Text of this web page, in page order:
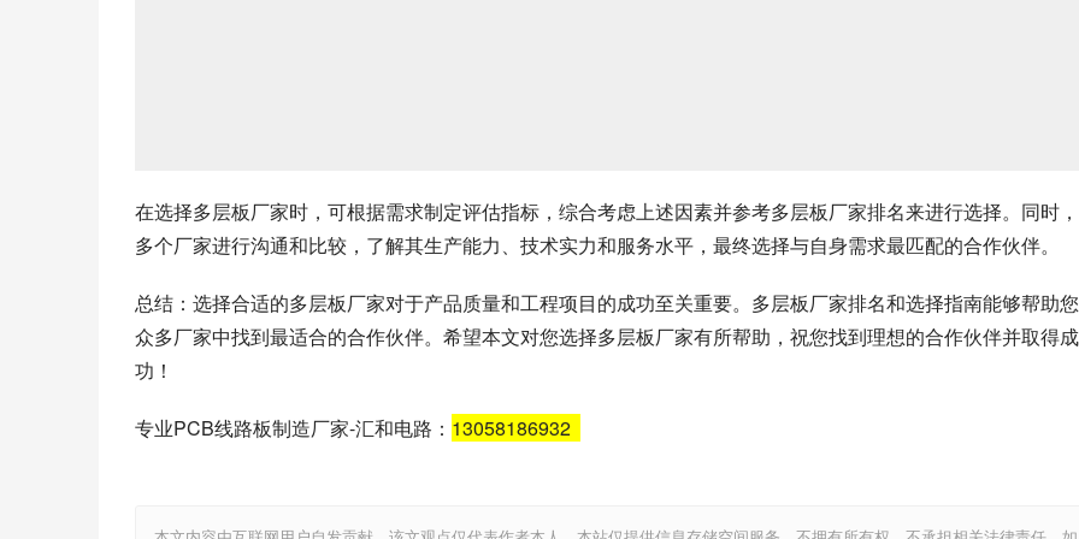
在选择多层板厂家时，可根据需求制定评估指标，综合考虑上述因素并参考多层板厂家排名来进行选择。同时
多个厂家进行沟通和比较，了解其生产能力、技术实力和服务水平，最终选择与自身需求最匹配的合作伙伴。
总结：选择合适的多层板厂家对于产品质量和工程项目的成功至关重要。多层板厂家排名和选择指南能够帮助
众多厂家中找到最适合的合作伙伴。希望本文对您选择多层板厂家有所帮助，祝您找到理想的合作伙伴并取得成
功！
专业PCB线路板制造厂家-汇和电路： 13058186932